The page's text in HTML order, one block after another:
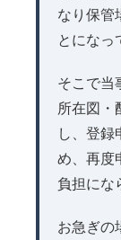
なり保管
とになっ
そこで当
所在図・
し、登
め、再度
負担にな
お急ぎの